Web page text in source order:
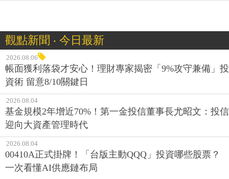
觀點新聞 ‧ 今日最新
2026.08.06
帳面獲利落袋才安心！理財專家揭密「9%攻守兼備」投
資術 留意8/10關鍵日
2026.08.04
基金規模2年增近70%！第一金投信董事長尤昭文：投信
迎向大資產管理時代
2026.08.04
00410A正式掛牌！「台版主動QQQ」投資哪些股票？
一次看懂AI供應鏈布局